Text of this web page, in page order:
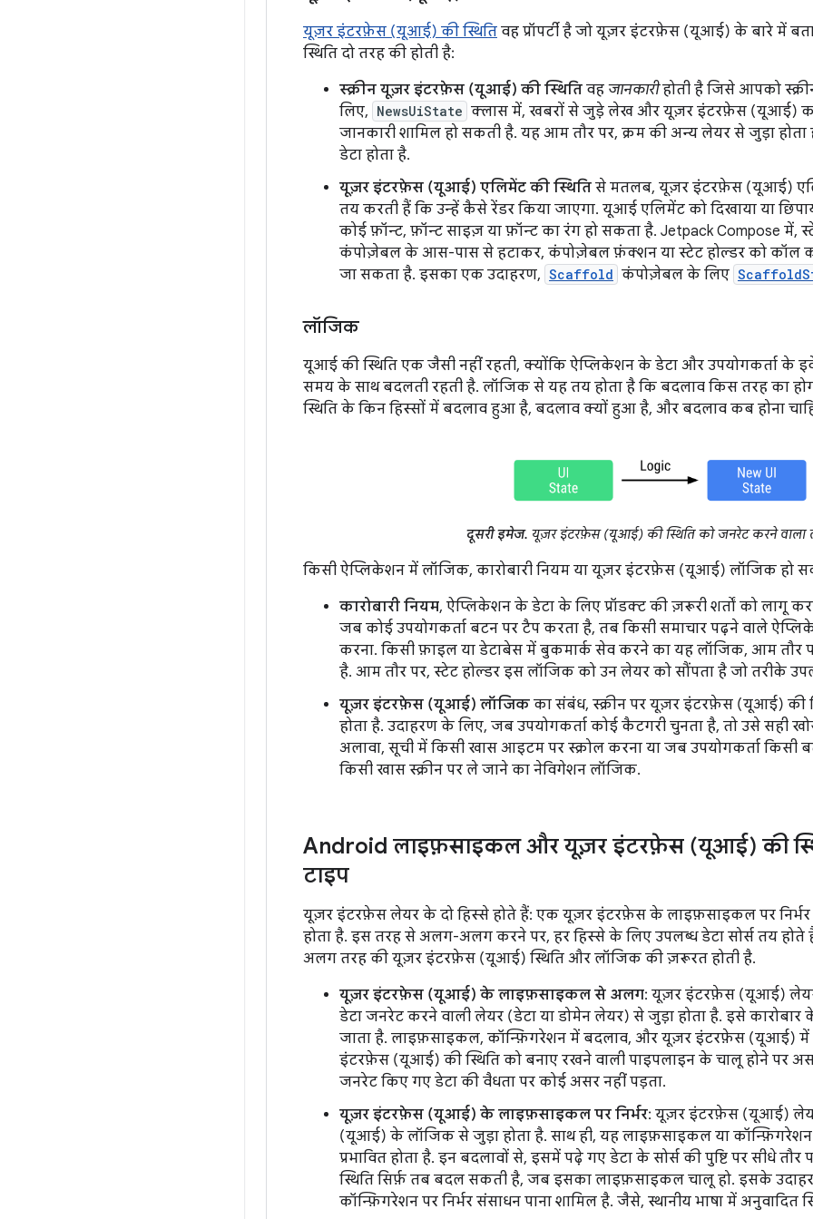
यूज़र इंटरफ़ेस (यूआई) की स्थिति वह प्रॉपर्टी है जो यूज़र इंटरफ़ेस (यूआई) के बारे में
स्थिति दो तरह की होती है:
स्क्रीन यूज़र इंटरफ़ेस (यूआई) की स्थिति वह जानकारीहोती है जिसे आपको
लिए, NewsUiState क्लास में, खबरों से जुड़े लेख और यूज़र इंटरफ़ेस (यूआई)
जानकारी शामिल हो सकती है. यह आम तौर पर, क्रम की अन्य लेयर से जुड़ा
डेटा होता है.
यूज़र इंटरफ़ेस (यूआई) एलिमेंट की स्थिति से मतलब, यूज़र इंटरफ़ेस (यूआई)
तय करती हैं कि उन्हें कैसे रेंडर किया जाएगा. यूआई एलिमेंट को दिखाया या
कोई फ़ॉन्ट, फ़ॉन्ट साइज़ या फ़ॉन्ट का रंग हो सकता है. Jetpack Compose में,
कंपोज़ेबल के आस-पास से हटाकर, कंपोज़ेबल फ़ंक्शन या स्टेट होल्डर को कॉल
जा सकता है. इसका एक उदाहरण, Scaffold कंपोज़ेबल के लिए
लॉजिक
यूआई की स्थिति एक जैसी नहीं रहती, क्योंकि ऐप्लिकेशन के डेटा और उपयोगकर्ता के
समय के साथ बदलती रहती है. लॉजिक से यह तय होता है कि बदलाव किस तरह का
स्थिति के किन हिस्सों में बदलाव हुआ है, बदलाव क्यों हुआ है, और बदलाव कब होना
दूसरी इमेज. यूज़र इंटरफ़ेस (यूआई) की स्थिति को जनरेट करने वाला
किसी ऐप्लिकेशन में लॉजिक, कारोबारी नियम या यूज़र इंटरफ़ेस (यूआई) लॉजिक हो
कारोबारी नियम, ऐप्लिकेशन के डेटा के लिए प्रॉडक्ट की ज़रूरी शर्तों को लागू
जब कोई उपयोगकर्ता बटन पर टैप करता है, तब किसी समाचार पढ़ने वाले
करना. किसी फ़ाइल या डेटाबेस में बुकमार्क सेव करने का यह लॉजिक, आम तौर
है. आम तौर पर, स्टेट होल्डर इस लॉजिक को उन लेयर को सौंपता है जो तरीके
यूज़र इंटरफ़ेस (यूआई) लॉजिक का संबंध, स्क्रीन पर यूज़र इंटरफ़ेस (यूआई) की
होता है. उदाहरण के लिए, जब उपयोगकर्ता कोई कैटगरी चुनता है, तो उसे सही
अलावा, सूची में किसी खास आइटम पर स्क्रोल करना या जब उपयोगकर्ता किसी
किसी खास स्क्रीन पर ले जाने का नेविगेशन लॉजिक.
Android लाइफ़साइकल और यूज़र इंटरफ़ेस (यूआई) की
टाइप
यूज़र इंटरफ़ेस लेयर के दो हिस्से होते हैं: एक यूज़र इंटरफ़ेस के लाइफ़साइकल पर
होता है. इस तरह से अलग-अलग करने पर, हर हिस्से के लिए उपलब्ध डेटा सोर्स तय
अलग तरह की यूज़र इंटरफ़ेस (यूआई) स्थिति और लॉजिक की ज़रूरत होती है.
यूज़र इंटरफ़ेस (यूआई) के लाइफ़साइकल से अलग: यूज़र इंटरफ़ेस (यूआई) लेयर
डेटा जनरेट करने वाली लेयर (डेटा या डोमेन लेयर) से जुड़ा होता है. इसे
जाता है. लाइफ़साइकल, कॉन्फ़िगरेशन में बदलाव, और यूज़र इंटरफ़ेस (यूआई) में
इंटरफ़ेस (यूआई) की स्थिति को बनाए रखने वाली पाइपलाइन के चालू होने पर
जनरेट किए गए डेटा की वैधता पर कोई असर नहीं पड़ता.
यूज़र इंटरफ़ेस (यूआई) के लाइफ़साइकल पर निर्भर: यूज़र इंटरफ़ेस (यूआई)
(यूआई) के लॉजिक से जुड़ा होता है. साथ ही, यह लाइफ़साइकल या कॉन्फ़िगरेशन
प्रभावित होता है. इन बदलावों से, इसमें पढ़े गए डेटा के सोर्स की पुष्टि पर सीधे
स्थिति सिर्फ़ तब बदल सकती है, जब इसका लाइफ़साइकल चालू हो. इसके
कॉन्फ़िगरेशन पर निर्भर संसाधन पाना शामिल है. जैसे, स्थानीय भाषा में अनुवादित